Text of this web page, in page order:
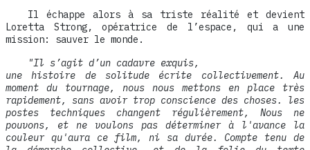
Il échappe alors à sa triste réalité et devient
Loretta Strong, opératrice de l’espace, qui a une
mission: sauver le monde.
"Il s’agit d’un cadavre exquis,
une histoire de solitude écrite collectivement. Au
moment du tournage, nous nous mettons en place très
rapidement, sans avoir trop conscience des choses. les
postes techniques changent régulièrement, Nous ne
pouvons, et ne voulons pas déterminer à l'avance la
couleur qu'aura ce film, ni sa durée. Compte tenu de